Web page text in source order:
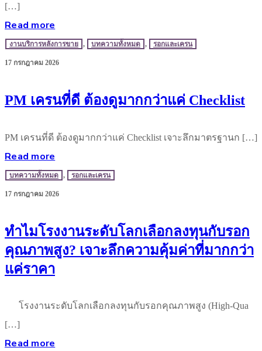
[…]
Read more
งานบริการหลังการขาย , บทความทั้งหมด , รอกและเครน
17 กรกฎาคม 2026
PM เครนที่ดี ต้องดูมากกว่าแค่ Checklist
PM เครนที่ดี ต้องดูมากกว่าแค่ Checklist เจาะลึกมาตรฐานก […]
Read more
บทความทั้งหมด , รอกและเครน
17 กรกฎาคม 2026
ทำไมโรงงานระดับโลกเลือกลงทุนกับรอก
คุณภาพสูง? เจาะลึกความคุ้มค่าที่มากกว่า
แค่ราคา
โรงงานระดับโลกเลือกลงทุนกับรอกคุณภาพสูง (High-Qua
[…]
Read more